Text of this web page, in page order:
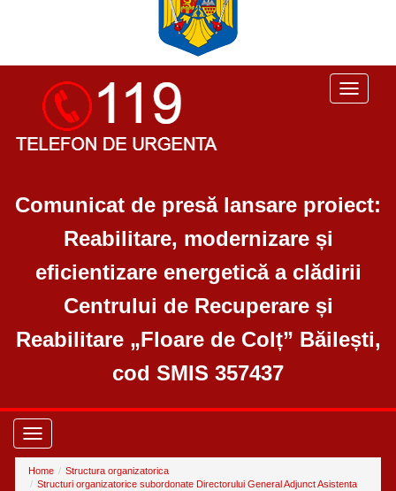
Toggle
Comunicat de presă lansare proiect:
Reabilitare, modernizare și
eficientizare energetică a clădirii
Centrului de Recuperare și
Reabilitare „Floare de Colț” Băilești,
cod SMIS 357437
Toggle
navigation
Home
Structura organizatorica
Structuri organizatorice subordonate Directorului General Adjunct Asistenta